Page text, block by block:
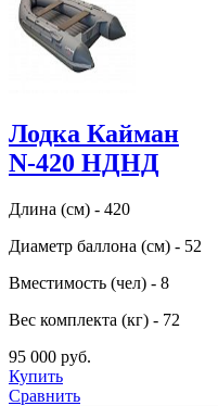
Лодка Кайман
N-420 НДНД
Длина (см) - 420
Диаметр баллона (см) - 52
Вместимость (чел) - 8
Вес комплекта (кг) - 72
95 000 руб.
Купить
Сравнить